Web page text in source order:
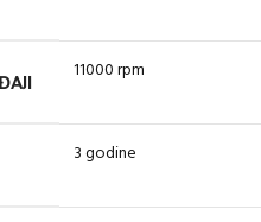
11000 rpm
3 godine